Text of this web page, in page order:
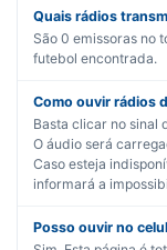
Quais rádios
São 0 emissoras no
futebol encontrada.
Como ouvir rádios
Basta clicar no sinal
O áudio será
Caso esteja
informará a
Posso ouvir no